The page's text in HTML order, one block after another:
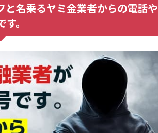
名乗るヤミ金業者からの電話や
。